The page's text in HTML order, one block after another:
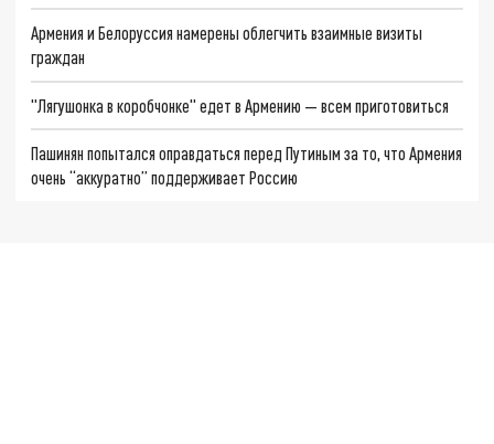
Армения и Белоруссия намерены облегчить взаимные визиты
граждан
"Лягушонка в коробчонке" едет в Армению — всем приготовиться
Пашинян попытался оправдаться перед Путиным за то, что Армения
очень “аккуратно” поддерживает Россию